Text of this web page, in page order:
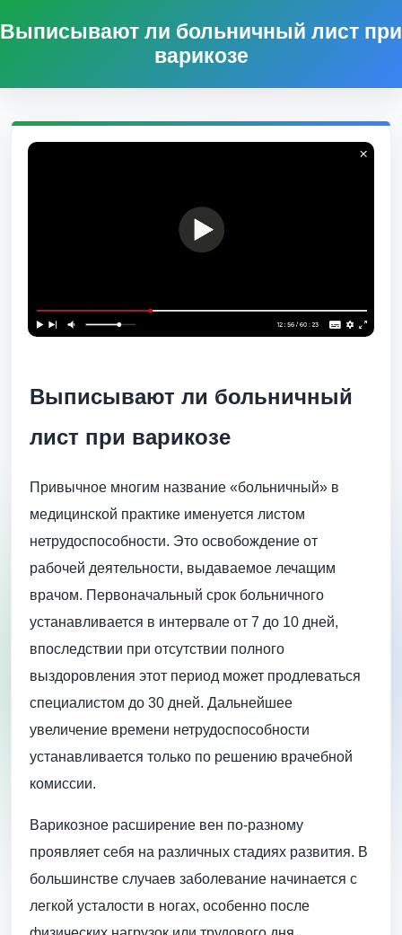
Выписывают ли больничный лист при
варикозе
Выписывают ли больничный
лист при варикозе
Привычное многим название «больничный» в
медицинской практике именуется листом
нетрудоспособности. Это освобождение от
рабочей деятельности, выдаваемое лечащим
врачом. Первоначальный срок больничного
устанавливается в интервале от 7 до 10 дней,
впоследствии при отсутствии полного
выздоровления этот период может продлеваться
специалистом до 30 дней. Дальнейшее
увеличение времени нетрудоспособности
устанавливается только по решению врачебной
комиссии.
Варикозное расширение вен по-разному
проявляет себя на различных стадиях развития. В
большинстве случаев заболевание начинается с
легкой усталости в ногах, особенно после